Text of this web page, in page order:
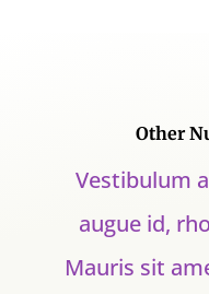
Other
Vestibulum
augue id,
Mauris sit